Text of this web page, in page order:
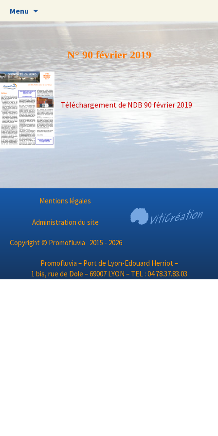
Menu
contenu
N° 90 février 2019
Téléchargement de NDB 90 février 2019
Mentions légales
Administration du site
Copyright © Promofluvia 2015 - 2026
Promofluvia – Port de Lyon-Edouard Herriot –
1 bis, rue de Dole – 69007 LYON – TEL : 04.78.37.83.03